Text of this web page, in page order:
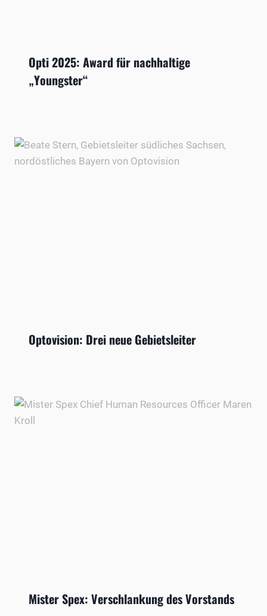
Opti 2025: Award für nachhaltige
„Youngster“
Optovision: Drei neue Gebietsleiter
Mister Spex: Verschlankung des Vorstands